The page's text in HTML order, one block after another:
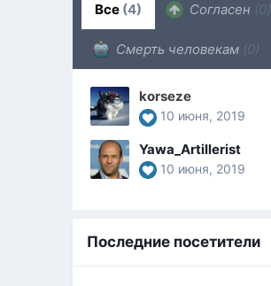
Все (4) Согласен (0)
Смерть человекам (0)
korseze
10 июня, 2019
Yawa_Artillerist
10 июня, 2019
Последние посетители